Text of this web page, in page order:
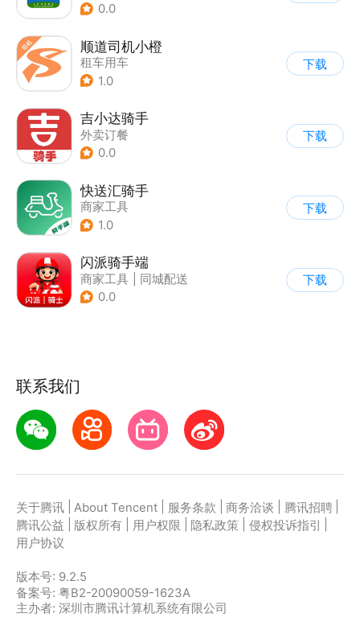
0.0
顺道司机小橙
租车用车
| 司机接单助手
1.0
下载
吉小达骑手
外卖订餐
0.0
下载
快送汇骑手
商家工具
1.0
下载
闪派骑手端
商家工具
同城配送
0.0
下载
联系我们
关于腾讯 About Tencent 服务条款 商务洽谈 腾讯招聘
腾讯公益
版权所有 用户权限 隐私政策 侵权投诉指引
用户协议
版本号: 9.2.5
备案号: 粤B2-20090059-1623A
主办者: 深圳市腾讯计算机系统有限公司